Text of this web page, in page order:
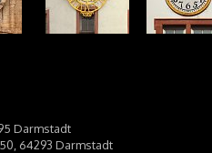
Darmstadt
64293 Darmstadt